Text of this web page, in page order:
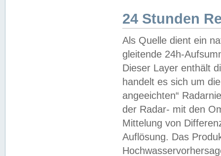
24 Stunden
Als Quelle dient ein
gleitende 24h-
Dieser Layer enthält
handelt es sich um
angeeichten“
der Radar- mit den
Mittelung von
Auflösung. Das